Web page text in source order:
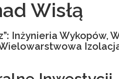
Wisłą
Inżynieria Wykopów,